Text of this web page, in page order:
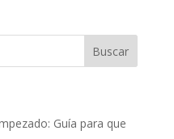
Guía para que